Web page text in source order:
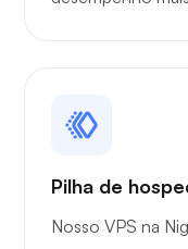
Pilha de
Nosso VPS na